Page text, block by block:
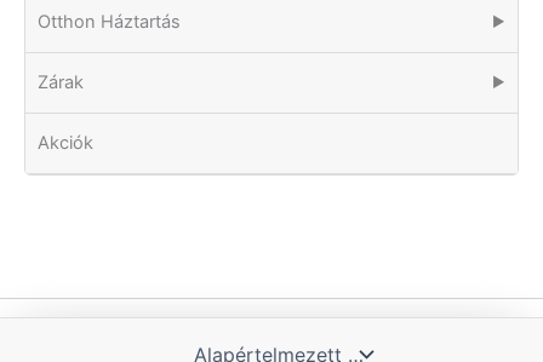
Otthon Háztartás ▶
Zárak ▶
Akciók
Copyright © 2026 Tomka Kft. | Powered by Blue Hill IT Solutions